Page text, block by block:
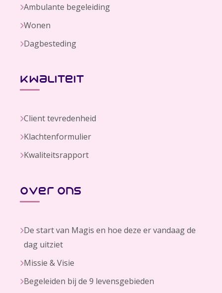
Ambulante begeleiding
Wonen
Dagbesteding
kwaliteit
Client tevredenheid
Klachtenformulier
Kwaliteitsrapport
over ons
De start van Magis en hoe deze er vandaag de
dag uitziet
Missie & Visie
Begeleiden bij de 9 levensgebieden